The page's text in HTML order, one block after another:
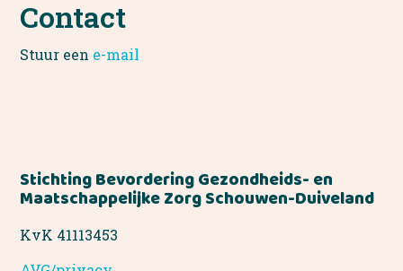
Contact
Stuur een e-mail
Stichting Bevordering Gezondheids- en
Maatschappelijke Zorg Schouwen-Duiveland
KvK 41113453